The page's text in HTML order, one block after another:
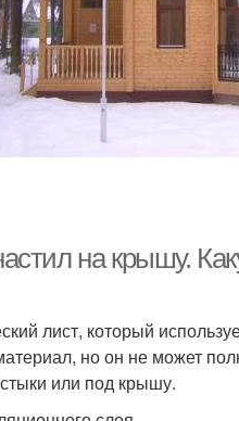
на крышу.
лист, который
но он не может
или под крышу.